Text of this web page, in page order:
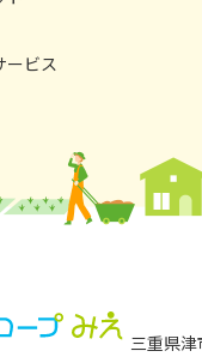
ービス
三重県